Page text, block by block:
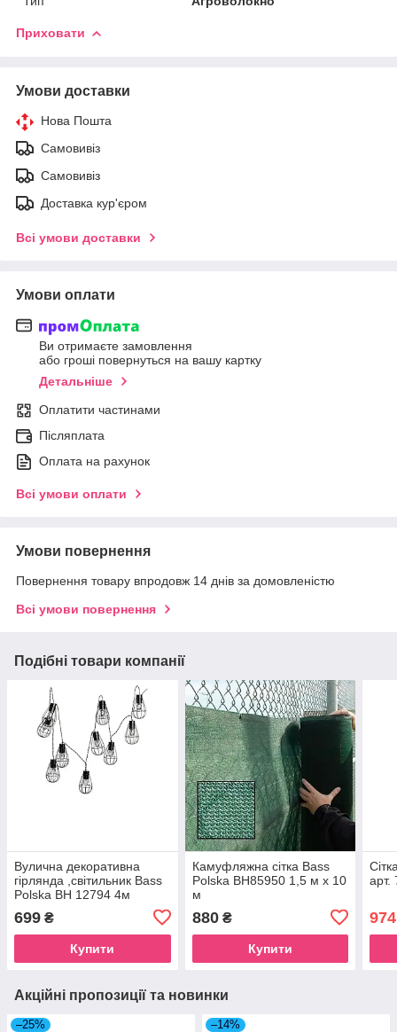
Приховати
Умови доставки
Нова Пошта
Самовивіз
Самовивіз
Доставка кур'єром
Всі умови доставки
Умови оплати
Ви отримаєте замовлення
або гроші повернуться на вашу картку
Детальніше
Оплатити частинами
Післяплата
Оплата на рахунок
Всі умови оплати
Умови повернення
Повернення товару впродовж 14 днів за домовленістю
Всі умови повернення
Подібні товари компанії
Вулична декоративна
гірлянда ,світильник Bass
Polska BH 12794 4м
699 ₴
Купити
Камуфляжна сітка Bass
Polska BH85950 1,5 м х 10
м
880₴
Купити
арт.
974
Акційні пропозиції та новинки
–25% –14%